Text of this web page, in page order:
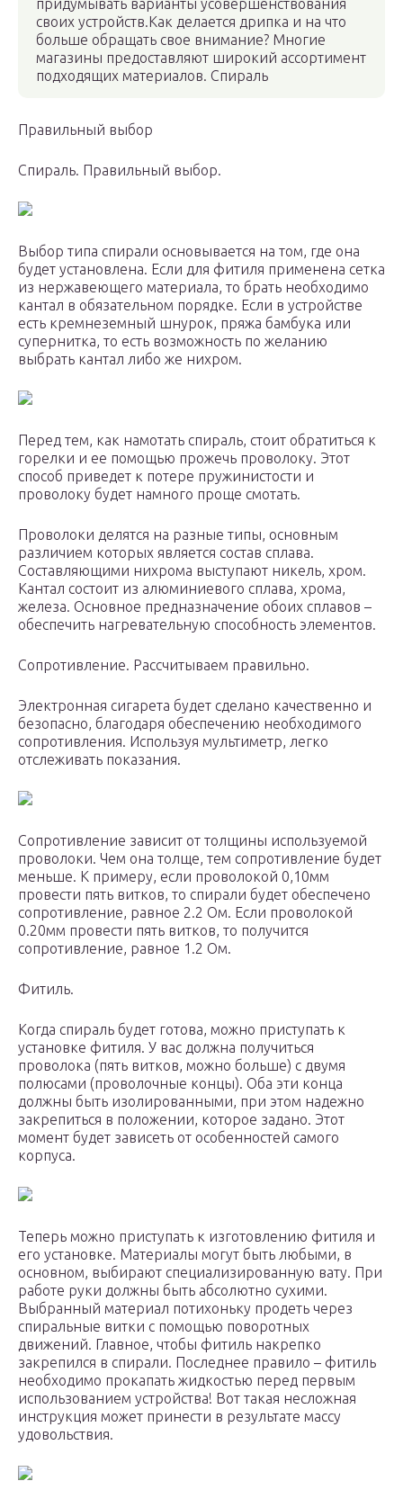
придумывать варианты усовершенствования
своих устройств.Как делается дрипка и на что
больше обращать свое внимание? Многие
магазины предоставляют широкий ассортимент
подходящих материалов. Спираль
Правильный выбор
Спираль. Правильный выбор.
Выбор типа спирали основывается на том, где она
будет установлена. Если для фитиля применена сетка
из нержавеющего материала, то брать необходимо
кантал в обязательном порядке. Если в устройстве
есть кремнеземный шнурок, пряжа бамбука или
супернитка, то есть возможность по желанию
выбрать кантал либо же нихром.
Перед тем, как намотать спираль, стоит обратиться к
горелки и ее помощью прожечь проволоку. Этот
способ приведет к потере пружинистости и
проволоку будет намного проще смотать.
Проволоки делятся на разные типы, основным
различием которых является состав сплава.
Составляющими нихрома выступают никель, хром.
Кантал состоит из алюминиевого сплава, хрома,
железа. Основное предназначение обоих сплавов –
обеспечить нагревательную способность элементов.
Сопротивление. Рассчитываем правильно.
Электронная сигарета будет сделано качественно и
безопасно, благодаря обеспечению необходимого
сопротивления. Используя мультиметр, легко
отслеживать показания.
Сопротивление зависит от толщины используемой
проволоки. Чем она толще, тем сопротивление будет
меньше. К примеру, если проволокой 0,10мм
провести пять витков, то спирали будет обеспечено
сопротивление, равное 2.2 Ом. Если проволокой
0.20мм провести пять витков, то получится
сопротивление, равное 1.2 Ом.
Фитиль.
Когда спираль будет готова, можно приступать к
установке фитиля. У вас должна получиться
проволока (пять витков, можно больше) с двумя
полюсами (проволочные концы). Оба эти конца
должны быть изолированными, при этом надежно
закрепиться в положении, которое задано. Этот
момент будет зависеть от особенностей самого
корпуса.
Теперь можно приступать к изготовлению фитиля и
его установке. Материалы могут быть любыми, в
основном, выбирают специализированную вату. При
работе руки должны быть абсолютно сухими.
Выбранный материал потихоньку продеть через
спиральные витки с помощью поворотных
движений. Главное, чтобы фитиль накрепко
закрепился в спирали. Последнее правило – фитиль
необходимо прокапать жидкостью перед первым
использованием устройства! Вот такая несложная
инструкция может принести в результате массу
удовольствия.